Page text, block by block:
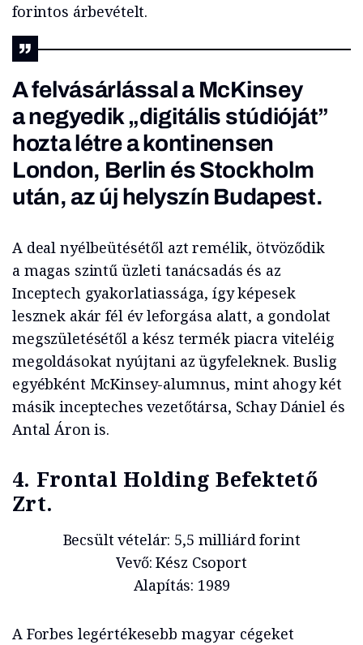
forintos árbevételt.
A felvásárlással a McKinsey
a negyedik „digitális stúdióját”
hozta létre a kontinensen
London, Berlin és Stockholm
után, az új helyszín Budapest.
A deal nyélbeütésétől azt remélik, ötvöződik
a magas szintű üzleti tanácsadás és az
Inceptech gyakorlatiassága, így képesek
lesznek akár fél év leforgása alatt, a gondolat
megszületésétől a kész termék piacra viteléig
megoldásokat nyújtani az ügyfeleknek. Buslig
egyébként McKinsey-alumnus, mint ahogy két
másik incepteches vezetőtársa, Schay Dániel és
Antal Áron is.
4. Frontal Holding Befektető
Zrt.
Becsült vételár: 5,5 milliárd forint
Vevő: Kész Csoport
Alapítás: 1989
A Forbes legértékesebb magyar cégeket